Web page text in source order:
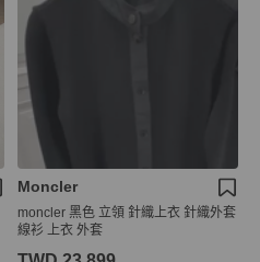
Moncler
moncler 黑色 立領 針織上衣 針織外套
線衫 上衣 外套